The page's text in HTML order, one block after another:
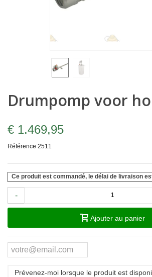
Drumpomp voor
€ 1.469,95
Référence 2511
Ce produit est commandé, le délai de livraison
-
Ajouter au panier
Prévenez-moi lorsque le produit est